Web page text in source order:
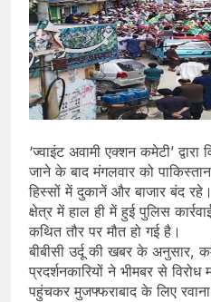
‘ज्वाइंट अवामी एक्शन कमेटी’
जाने के बाद मंगलवार को
हिस्सों में दुकानें और बाजार बंद रहे।
क्षेत्र में हाल ही में हुई पुलिस
कथित तौर पर मौत हो गई है।
बीबीसी उर्दू की खबर के
प्रदर्शनकारियों ने भीमबर से
पहुंचकर मुजफ्फराबाद के लिए रवाना